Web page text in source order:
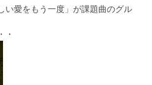
い愛をもう一度」が課題曲のグル
・